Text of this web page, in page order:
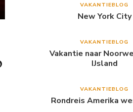
VAKANTIEBLOG
New York City
VAKANTIEBLOG
Vakantie naar
IJsland
VAKANTIEBLOG
Rondreis Amerika